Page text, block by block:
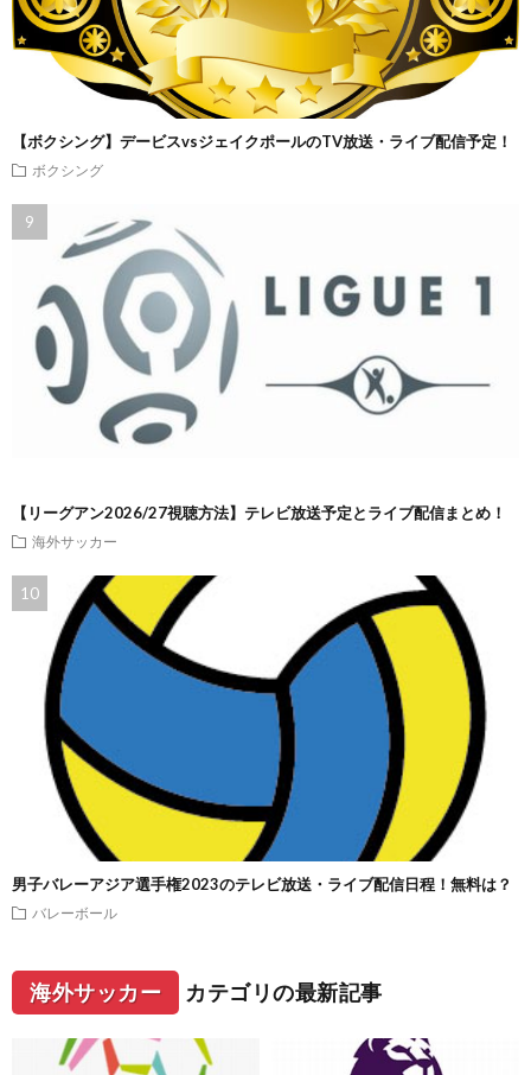
【ボクシング】デービスvsジェイクポールのTV放送・ライブ配信予定！
ボクシング
【リーグアン2026/27視聴方法】テレビ放送予定とライブ配信まとめ！
海外サッカー
男子バレーアジア選手権2023のテレビ放送・ライブ配信日程！無料は？
バレーボール
海外サッカー カテゴリの最新記事